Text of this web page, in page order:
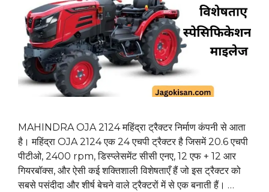
MAHINDRA OJA 2124 महिंद्रा ट्रैक्टर निर्माण कंपनी से आता
है। महिंद्रा OJA 2124 एक 24 एचपी ट्रैक्टर है जिसमें 20.6 एचपी
पीटीओ, 2400 rpm, डिस्प्लेसमेंट सीसी एनए, 12 एफ + 12 आर
गियरबॉक्स, और ऐसी कई शक्तिशाली विशेषताएँ हैं जो इस ट्रैक्टर को
सबसे पसंदीदा और शीर्ष बेचने वाले ट्रैक्टरों में से एक बनाती हैं। …